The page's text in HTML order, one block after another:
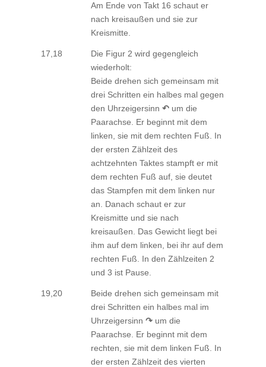
Am Ende von Takt 16 schaut er
nach kreisaußen und sie zur
Kreismitte.
17,18
Die Figur 2 wird gegengleich
wiederholt:
Beide drehen sich gemeinsam mit
drei Schritten ein halbes mal gegen
den Uhrzeigersinn ↶um die
Paarachse. Er beginnt mit dem
linken, sie mit dem rechten Fuß. In
der ersten Zählzeit des
achtzehnten Taktes stampft er mit
dem rechten Fuß auf, sie deutet
das Stampfen mit dem linken nur
an. Danach schaut er zur
Kreismitte und sie nach
kreisaußen. Das Gewicht liegt bei
ihm auf dem linken, bei ihr auf dem
rechten Fuß. In den Zählzeiten 2
und 3 ist Pause.
19,20
Beide drehen sich gemeinsam mit
drei Schritten ein halbes mal im
Uhrzeigersinn ↷um die
Paarachse. Er beginnt mit dem
rechten, sie mit dem linken Fuß. In
der ersten Zählzeit des vierten